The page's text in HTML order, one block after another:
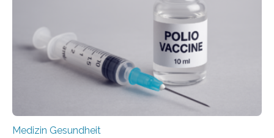
Gewebe verschonen. Forschende um Daniel Merk vom
Hertie-Institut für klinische Hirnforschung am
Universitätsklinikum Tübingen haben eine solche
Schwachstelle im Erbgut einer Untergruppe des
Medulloblastoms gefunden. Die Wilhelm Sander-
Stiftung unterstützte das Projekt…
Medizin Gesundheit